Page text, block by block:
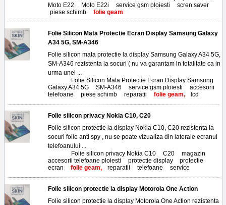
Moto E22
Moto E22i service gsm ploiesti scren saver,
piese schimb
folie geam
Folie Silicon Mata Protectie Ecran Display Samsung Galaxy
A34 5G, SM-A346
Folie silicon mata protectie la display Samsung Galaxy A34 5G,
SM-A346 rezistenta la socuri ( nu va garantam in totalitate ca in
urma unei ...
Folie Silicon Mata Protectie Ecran Display Samsung
Galaxy A34 5G
SM-A346 service gsm ploiesti
accesorii
telefoane
piese schimb reparatii folie geam, lcd
Folie silicon privacy Nokia C10, C20
Folie silicon protectie la display Nokia C10, C20 rezistenta la
socuri folie anti spy , nu se poate vizualiza din laterale ecranul
telefoanului ...
Folie silicon privacy Nokia C10 C20
magazin
accesorii telefoane ploiesti
protectie display,
protectie
ecran
folie geam, reparatii telefoane service
Folie silicon protectie la display Motorola One Action
Folie silicon protectie la display Motorola One Action rezistenta